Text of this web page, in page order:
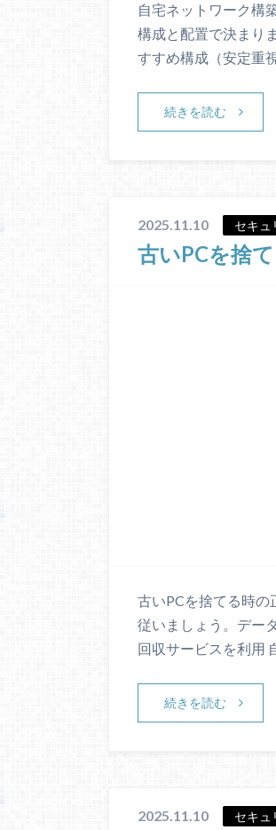
自宅ネットワーク構
構成と配置で決まり
すすめ構成（安定重
続きを読む
2025.11.10 セキュ
古いPCを捨
古いPCを捨てる時の
従いましょう。デー
回収サービスを利用
続きを読む
2025.11.10 セキュ